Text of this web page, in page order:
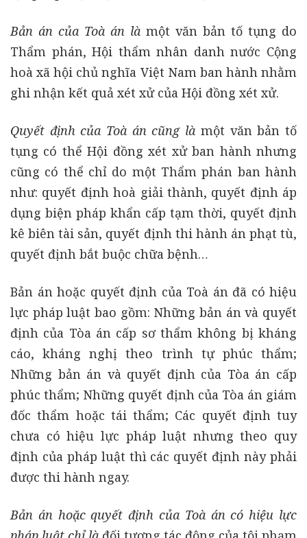
Bản án của Toà án là một văn bản tố tụng do
Thẩm phán, Hội thẩm nhân danh nước Cộng
hoà xã hội chủ nghĩa Việt Nam ban hành nhằm
ghi nhận kết quả xét xử của Hội đồng xét xử.
Quyết định của Toà án cũng là một văn bản tố
tụng có thể Hội đồng xét xử ban hành nhưng
cũng có thể chỉ do một Thẩm phán ban hành
như: quyết định hoà giải thành, quyết định áp
dụng biện pháp khẩn cấp tạm thời, quyết định
kê biên tài sản, quyết định thi hành án phạt tù,
quyết định bắt buộc chữa bệnh…
Bản án hoặc quyết định của Toà án đã có hiệu
lực pháp luật bao gồm: Những bản án và quyết
định của Tòa án cấp sơ thẩm không bị kháng
cáo, kháng nghị theo trình tự phúc thẩm;
Những bản án và quyết định của Tòa án cấp
phúc thẩm; Những quyết định của Tòa án giám
đốc thẩm hoặc tái thẩm; Các quyết định tuy
chưa có hiệu lực pháp luật nhưng theo quy
định của pháp luật thì các quyết định này phải
được thi hành ngay.
Bản án hoặc quyết định của Toà án có hiệu lực